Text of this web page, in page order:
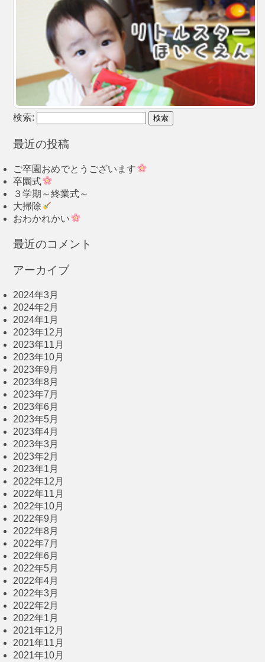
検索:
最近の投稿
ご卒園おめでとうございます
卒園式
３学期～終業式～
大掃除
おわかれかい
最近のコメント
アーカイブ
2024年3月
2024年2月
2024年1月
2023年12月
2023年11月
2023年10月
2023年9月
2023年8月
2023年7月
2023年6月
2023年5月
2023年4月
2023年3月
2023年2月
2023年1月
2022年12月
2022年11月
2022年10月
2022年9月
2022年8月
2022年7月
2022年6月
2022年5月
2022年4月
2022年3月
2022年2月
2022年1月
2021年12月
2021年11月
2021年10月